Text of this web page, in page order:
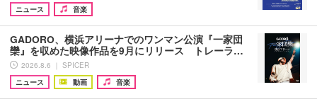
ニュース
音楽
GADORO、横浜アリーナでのワンマン公演『一家団
欒』を収めた映像作品を9月にリリース トレーラ…
2026.8.6 ｜ SPICER
ニュース
動画 音楽